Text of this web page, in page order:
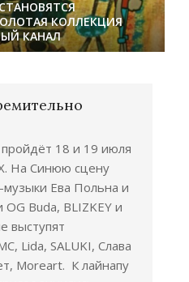
КОЛЛЕКЦИЯ
КАНАЛ
18 и 19 июля
На Синюю сцену
Ева Польна и
OG Buda, BLIZKEY и
выступят
Lida, SALUKI, Слава
Moreart. К лайнапу